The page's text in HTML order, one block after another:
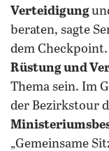
Verteidigung
beraten, sagte
dem
Rüstung und
Thema sein. Im
der Bezirkstour
„Gemeinsame